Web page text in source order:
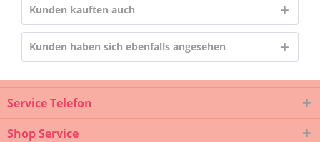
Kunden kauften auch
Kunden haben sich ebenfalls angesehen
Service Telefon
Shop Service